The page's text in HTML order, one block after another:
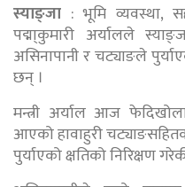
स्याङ्जा : भूमि व्यवस्था,
पद्मा्कुमारी अर्यालले
असिनापानी र चट्याङले
छन् ।
मन्त्री अर्याल आज
आएको हावाहुरी
पुर्याएको क्षतिको निरिक्षण